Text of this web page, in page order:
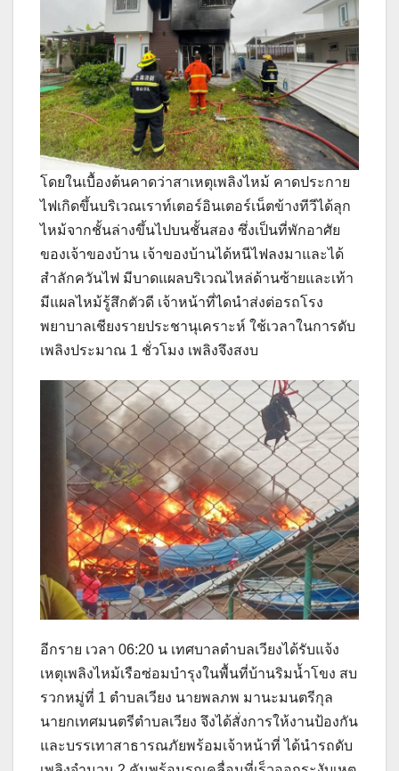
โดยในเบื้องต้นคาดว่าสาเหตุเพลิงไหม้ คาดประกาย
ไฟเกิดขึ้นบริเวณเราท์เตอร์อินเตอร์เน็ตข้างทีวีได้ลุก
ไหม้จากชั้นล่างขึ้นไปบนชั้นสอง ซึ่งเป็นที่พักอาศัย
ของเจ้าของบ้าน เจ้าของบ้านได้หนีไฟลงมาและได้
สำลักควันไฟ มีบาดแผลบริเวณไหล่ด้านซ้ายและเท้า
มีแผลไหม้รู้สึกตัวดี เจ้าหน้าที่ไดนำส่งต่อรถโรง
พยาบาลเชียงรายประชานุเคราะห์ ใช้เวลาในการดับ
เพลิงประมาณ 1 ชั่วโมง เพลิงจึงสงบ
อีกราย เวลา 06:20 น เทศบาลตำบลเวียงได้รับแจ้ง
เหตุเพลิงไหม้เรือซ่อมบำรุงในพื้นที่บ้านริมน้ำโขง สบ
รวกหมู่ที่ 1 ตำบลเวียง นายพลภพ มานะมนตรีกุล
นายกเทศมนตรีตำบลเวียง จึงได้สั่งการให้งานป้องกัน
และบรรเทาสาธารณภัยพร้อมเจ้าหน้าที่ ได้นำรถดับ